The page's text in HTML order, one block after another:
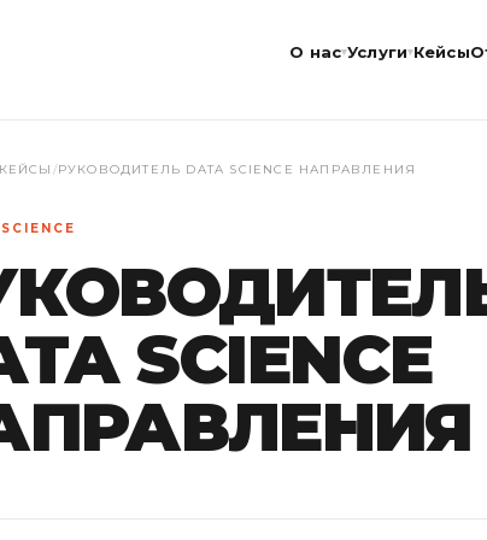
О нас▾Услуги▾Кейсы
КЕЙСЫ /РУКОВОДИТЕЛЬ DATA SCIENCE НАПРАВЛЕНИЯ
SCIENCE